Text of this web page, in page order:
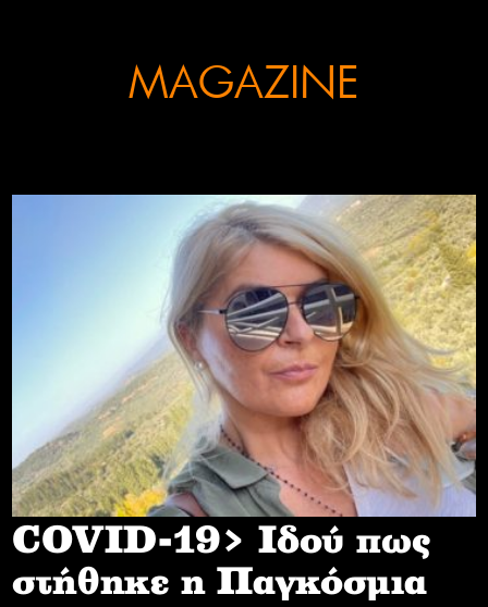
MAGAZINE
COVID-19> Iδού πως
στήθηκε η Παγκόσμια